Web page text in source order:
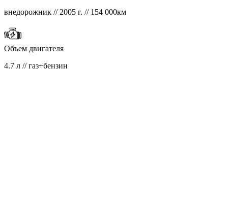
внедорожник // 2005 г. // 154 000км
Объем двигателя
4.7 л // газ+бензин